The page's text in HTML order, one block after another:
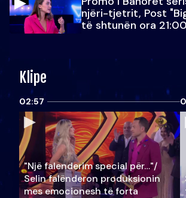
njëri-tjetrit, Post
të shtunën ora
Klipe
02:57
"Një falenderim special për…"/
Selin falënderon produksionin
mes emocionesh të forta